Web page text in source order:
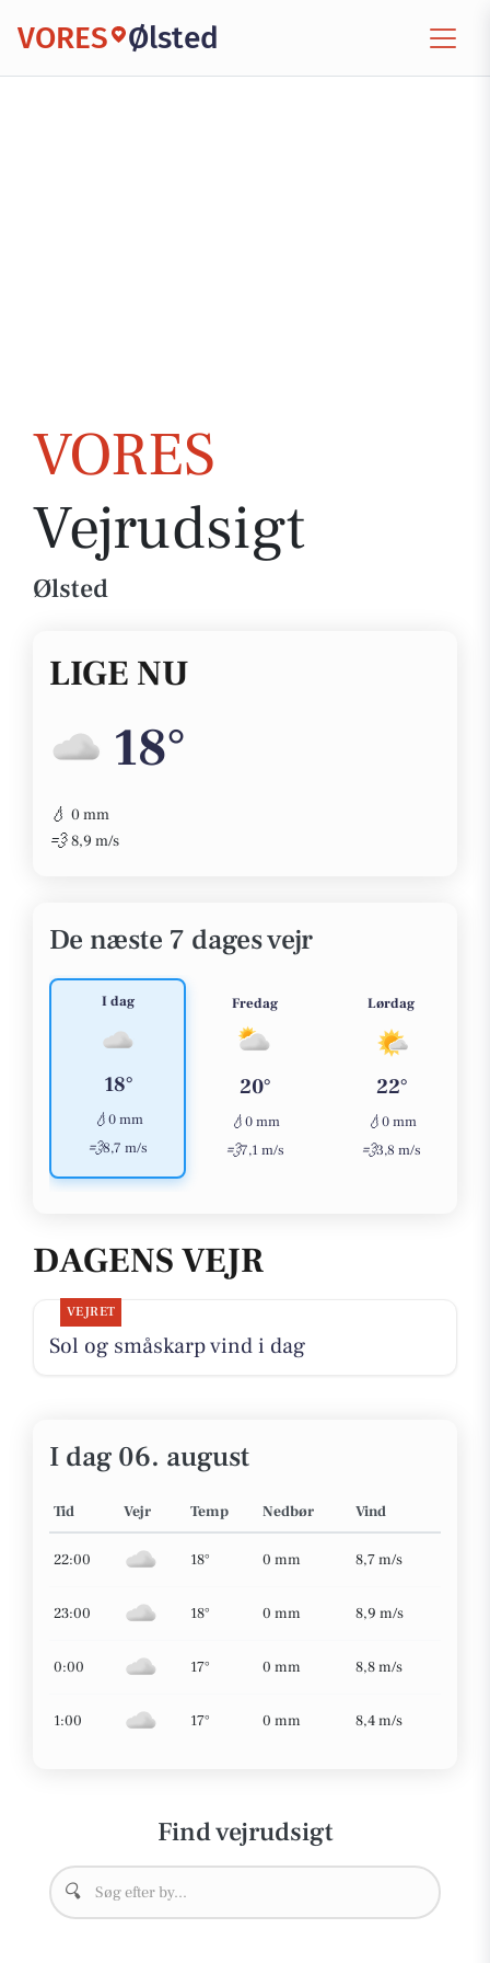
VORES Ølsted
VORES
Vejrudsigt
Ølsted
LIGE NU
18°
💧 0 mm
💨 8,9 m/s
De næste 7 dages vejr
I dag
18°
💧0 mm
💨8,7 m/s
Fredag
20°
💧0 mm
💨7,1 m/s
Lørdag
22°
💧0 mm
💨3,8 m/s
DAGENS VEJR
VEJRET
Sol og småskarp vind i dag
I dag 06. august
Tid Vejr Temp Nedbør Vind
22:00 18° 0 mm 8,7 m/s
23:00 18° 0 mm 8,9 m/s
0:00 17° 0 mm 8,8 m/s
1:00 17° 0 mm 8,4 m/s
Find vejrudsigt
🔍